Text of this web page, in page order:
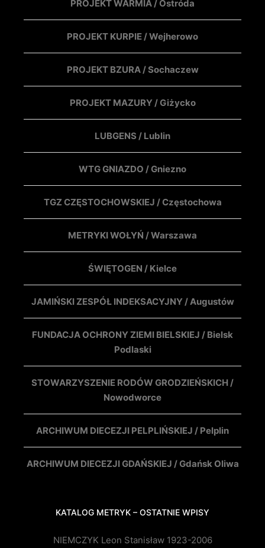
PROJEKT WARMIA / Ostróda
PROJEKT KURPIE / Wejherowo
PROJEKT BZURA / Sochaczew
PROJEKT MAZURY / Giżycko
LUBGENS / Lublin
WTG GNIAZDO / Gniezno
TGZ CZĘSTOCHOWSKIEJ / Częstochowa
METRYKI WOŁYŃ / Warszawa
ŚWIĘTOGEN / Kielce
JAMIŃSKI ZESPÓŁ INDEKSACYJNY / Augustów
FUNDACJA OCHRONY ZIEMI BIELSKIEJ / Bielsk
Podlaski
STOWARZYSZENIE RODÓW GRODZIEŃSKICH /
Nowodworce
ARCHIWUM DIECEZJI PELPLIŃSKIEJ / Pelplin
ARCHIWUM DIECEZJI GDAŃSKIEJ / Gdańsk Oliwa
KATALOG METRYK – OSTATNIE WPISY
NIEMCZYK Leon Stanisław 1923-2006